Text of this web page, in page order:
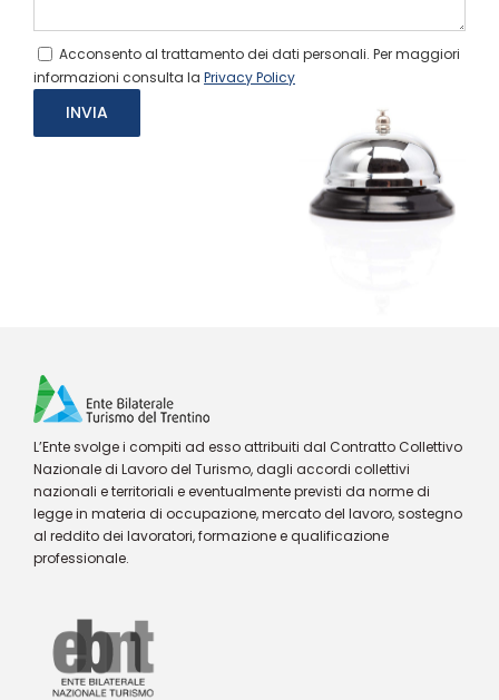
Acconsento al trattamento dei dati personali. Per maggiori
informazioni consulta la Privacy Policy
L’Ente svolge i compiti ad esso attribuiti dal Contratto Collettivo
Nazionale di Lavoro del Turismo, dagli accordi collettivi
nazionali e territoriali e eventualmente previsti da norme di
legge in materia di occupazione, mercato del lavoro, sostegno
al reddito dei lavoratori, formazione e qualificazione
professionale.